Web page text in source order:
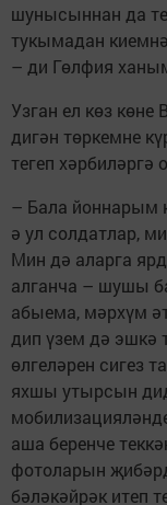
шунысыннан да
тукымадан
– ди Гөлфия
Узган ел көз
дигән төркемне
тегеп хәрбиләргә
– Бала
ә ул солдатлар,
Мин дә аларга
алганча – шушы
абыема, мәрхүм
дип үзем дә эшкә
өлгеләрен сигез
яхшы утырсын
аша беренче
фотоларын
бәләкәйрәк итеп